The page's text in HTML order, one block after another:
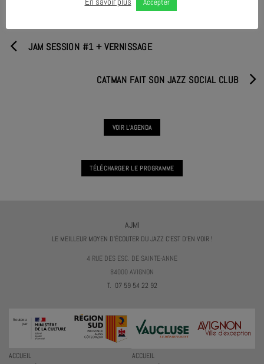
JAM SESSION #1 + VERNISSAGE
CATMAN FAIT SON JAZZ SOCIAL CLUB
VOIR L'AGENDA
TÉLÉCHARGER LE PROGRAMME
AJMI
LE MEILLEUR MOYEN D'ÉCOUTER DU JAZZ C'EST D'EN VOIR !
4 RUE DES ESC. DE SAINTE-ANNE
84000 AVIGNON
T. 07 59 54 22 92
ACCUEIL
ACCUEIL
Accepter